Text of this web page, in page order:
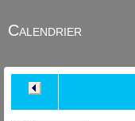
Calendrier